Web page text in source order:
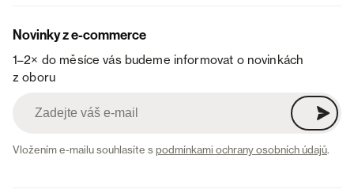
Novinky z e-commerce
1–2× do měsíce vás budeme informovat o novinkách
z oboru
Vložením e-mailu souhlasíte spodmínkami ochrany osobních údajů.